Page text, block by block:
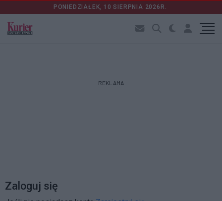
PONIEDZIAŁEK, 10 SIERPNIA 2026R.
REKLAMA
Zaloguj się